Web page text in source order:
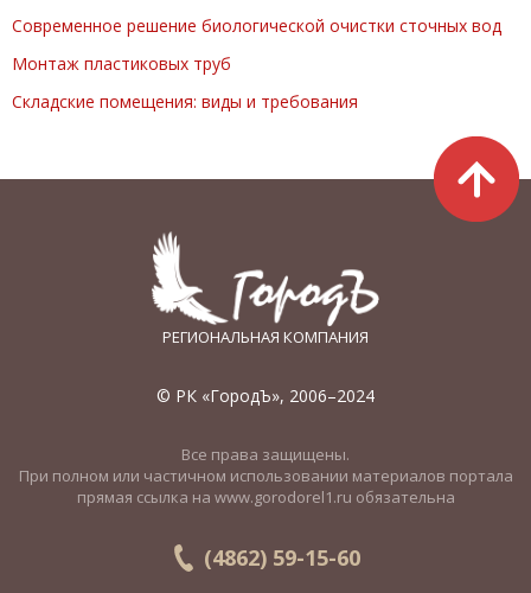
Современное решение биологической очистки сточных вод
Монтаж пластиковых труб
Складские помещения: виды и требования
РЕГИОНАЛЬНАЯ КОМПАНИЯ
© РК «ГородЪ», 2006–2024
Все права защищены.
При полном или частичном использовании материалов портала
прямая ссылка на www.gorodorel1.ru обязательна
(4862) 59-15-60